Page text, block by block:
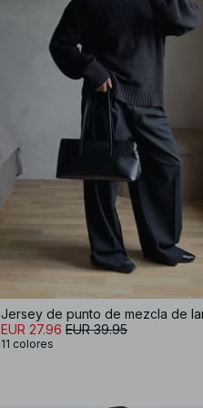
EUR 27.96 EUR 39.95
11 colores